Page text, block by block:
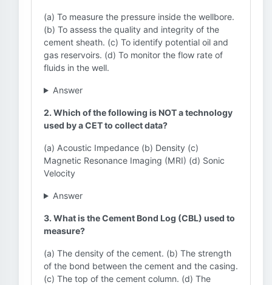
(a) To measure the pressure inside the wellbore.
(b) To assess the quality and integrity of the
cement sheath. (c) To identify potential oil and
gas reservoirs. (d) To monitor the flow rate of
fluids in the well.
Answer
2. Which of the following is NOT a technology
used by a CET to collect data?
(a) Acoustic Impedance (b) Density (c)
Magnetic Resonance Imaging (MRI) (d) Sonic
Velocity
Answer
3. What is the Cement Bond Log (CBL) used to
measure?
(a) The density of the cement. (b) The strength
of the bond between the cement and the casing.
(c) The top of the cement column. (d) The